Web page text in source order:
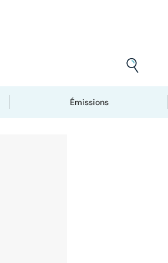
Émissions